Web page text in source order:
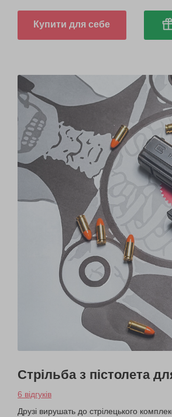
Купити для себе
Стрільба з пістолета
6 відгуків
Друзі вирушать до стрілецького